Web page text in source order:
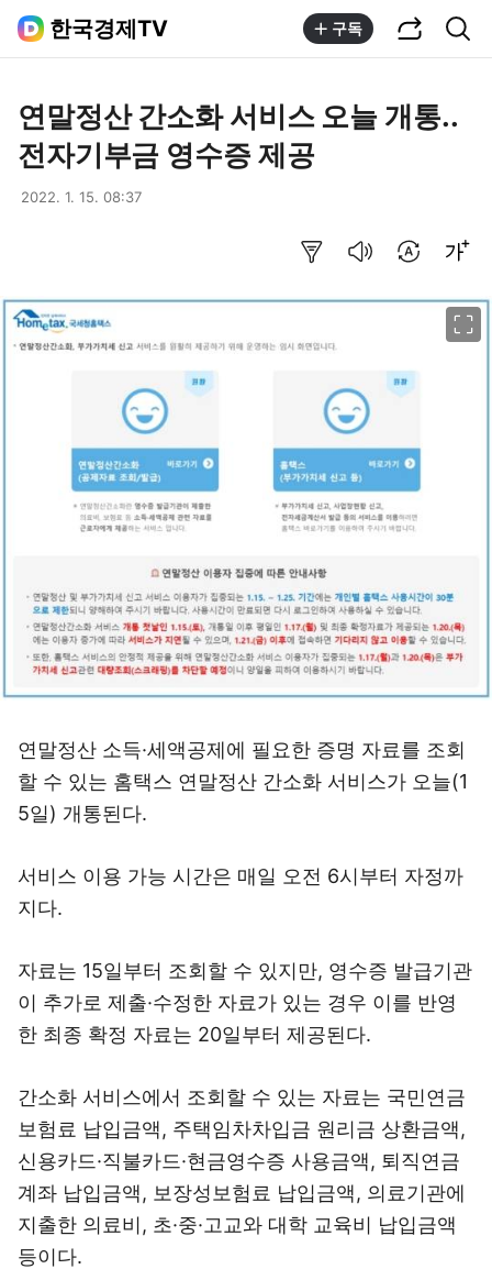
한국경제TV 구독
연말정산 간소화 서비스 오늘 개통..
전자기부금 영수증 제공
2022. 1. 15. 08:37
연말정산 소득·세액공제에 필요한 증명 자료를 조회
할 수 있는 홈택스 연말정산 간소화 서비스가 오늘(1
5일) 개통된다.
서비스 이용 가능 시간은 매일 오전 6시부터 자정까
지다.
자료는 15일부터 조회할 수 있지만, 영수증 발급기관
이 추가로 제출·수정한 자료가 있는 경우 이를 반영
한 최종 확정 자료는 20일부터 제공된다.
간소화 서비스에서 조회할 수 있는 자료는 국민연금
보험료 납입금액, 주택임차차입금 원리금 상환금액,
신용카드·직불카드·현금영수증 사용금액, 퇴직연금
계좌 납입금액, 보장성보험료 납입금액, 의료기관에
지출한 의료비, 초·중·고교와 대학 교육비 납입금액
등이다.